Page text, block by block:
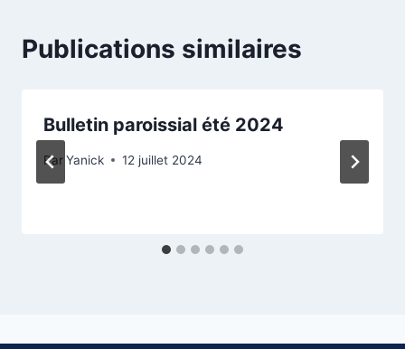
Publications similaires
Bulletin paroissial été 2024
ParYanick 12 juillet 2024